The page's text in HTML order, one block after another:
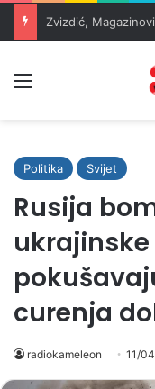
Politika Svijet
Rusija
ukrajinske
curenja
radiokameleon 11/